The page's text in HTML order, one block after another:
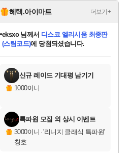
혜택.아이마트 더보기+
당첨되셨습니다.
당첨되셨습니다.
칠부님께서네이버페이 1만원
교환권에 당첨되셨습니다.
당첨되셨습니다.
당첨되셨습니다.
에디션 (스팀코드)를 교환.
당첨되셨습니다.
당첨되셨습니다.
당첨되셨습니다.
당첨되셨습니다.
신규 레이드 기대평 남기기
1000이니
특파원 모집 외 상시 이벤트
3000이니 ·'리니지 클래식 특파원'
칭호